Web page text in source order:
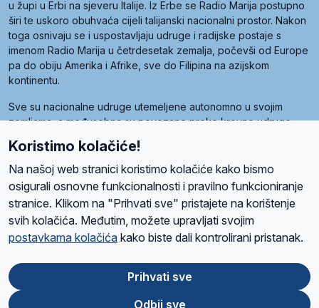
u župi u Erbi na sjeveru Italije. Iz Erbe se Radio Marija postupno
širi te uskoro obuhvaća cijeli talijanski nacionalni prostor. Nakon
toga osnivaju se i uspostavljaju udruge i radijske postaje s
imenom Radio Marija u četrdesetak zemalja, počevši od Europe
pa do obiju Amerika i Afrike, sve do Filipina na azijskom
kontinentu.
Sve su nacionalne udruge utemeljene autonomno u svojim
zemljama, a međusobna su povezane preko krovne udruge
Radio Maria). Svjetsku obitelj utemeljilo je sedam članica, među
kojima je i hrvatska Udruga Radio Marija.
O namaRadio ProgramVolonteriPrijateljiKontaktPravila privatnosti
Ova stranica je zaštićena Google reCAPTCHA sustavom
Google
Koristimo kolačiće!
Na našoj web stranici koristimo kolačiće kako bismo
osigurali osnovne funkcionalnosti i pravilno funkcioniranje
stranice. Klikom na "Prihvati sve" pristajete na korištenje
svih kolačića. Međutim, možete upravljati svojim
postavkama kolačića kako biste dali kontrolirani pristanak.
Prihvati sve
Odbij sve